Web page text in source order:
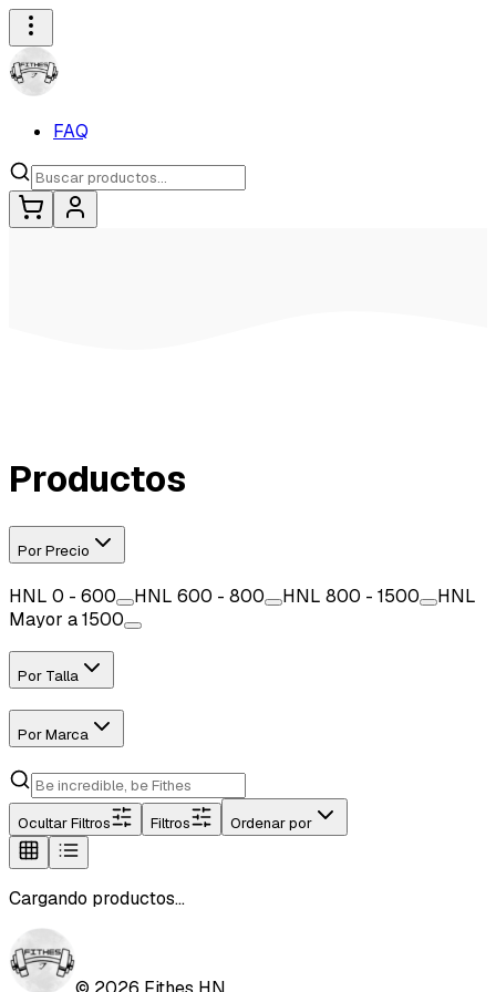
FAQ
Productos
Por Precio
HNL 0 - 600 HNL 600 - 800 HNL 800 - 1500
HNL
Mayor a 1500
Por Talla
Por Marca
OcultarFiltros Filtros Ordenar por
Cargando productos...